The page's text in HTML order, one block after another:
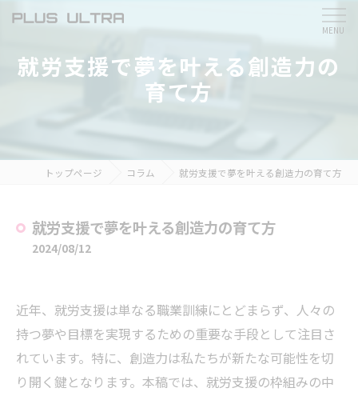
就労支援で夢を叶える創造力の
育て方
トップページ コラム 就労支援で夢を叶える創造力の育て方
就労支援で夢を叶える創造力の育て方
2024/08/12
近年、就労支援は単なる職業訓練にとどまらず、人々の
持つ夢や目標を実現するための重要な手段として注目さ
れています。特に、創造力は私たちが新たな可能性を切
り開く鍵となります。本稿では、就労支援の枠組みの中